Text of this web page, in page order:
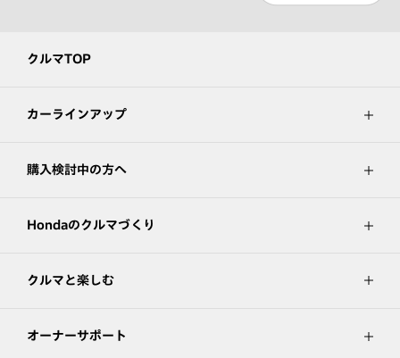
クルマTOP
カーラインアップ
購入検討中の方へ
Hondaのクルマづくり
クルマと楽しむ
オーナーサポート